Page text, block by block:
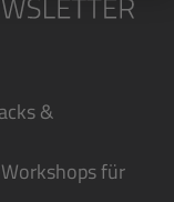
&
für